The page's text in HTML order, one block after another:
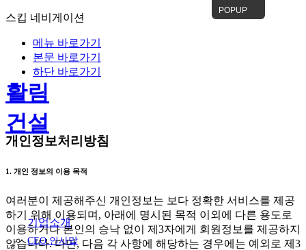
스킵 네비게이션
메뉴 바로가기
본문 바로가기
하단 바로가기
POPUP
활림
건설
기업소개
CEO 인사말
개인정보처리방침
1. 개인 정보의 이용 목적
여러분이 제공해주신 개인정보는 보다 정확한 서비스를 제공
하기 위해 이용되며, 아래에 명시된 목적 이외에 다른 용도로
이용하거나 본인의 승낙 없이 제3자에게 회원정보를 제공하지
않습니다. 다만, 다음 각 사항에 해당하는 경우에는 예외로 제3